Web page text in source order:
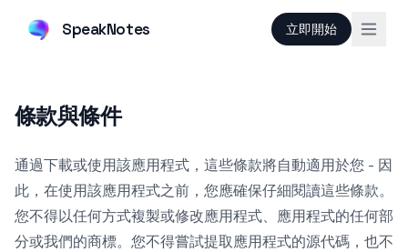
SpeakNotes 立即開始
條款與條件
通過下載或使用該應用程式，這些條款將自動適用於您 - 因
此，在使用該應用程式之前，您應確保仔細閱讀這些條款。
您不得以任何方式複製或修改應用程式、應用程式的任何部
分或我們的商標。您不得嘗試提取應用程式的源代碼，也不